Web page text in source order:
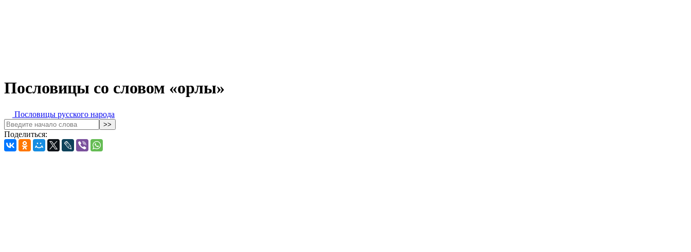
Пословицы со словом «орлы»
Пословицы русского народа
Поделиться: